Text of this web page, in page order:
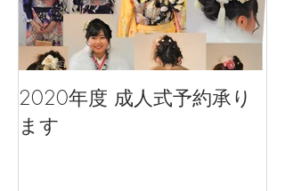
2020年度 成人式予約承り
ます